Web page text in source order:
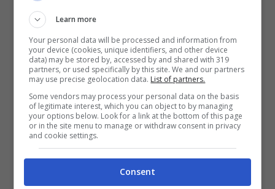
Learn more
Your personal data will be processed and information from
your device (cookies, unique identifiers, and other device
data) may be stored by, accessed by and shared with 319
partners, or used specifically by this site. We and our partners
may use precise geolocation data. List of partners.
Some vendors may process your personal data on the basis
of legitimate interest, which you can object to by managing
your options below. Look for a link at the bottom of this page
or in the site menu to manage or withdraw consent in privacy
and cookie settings.
Consent